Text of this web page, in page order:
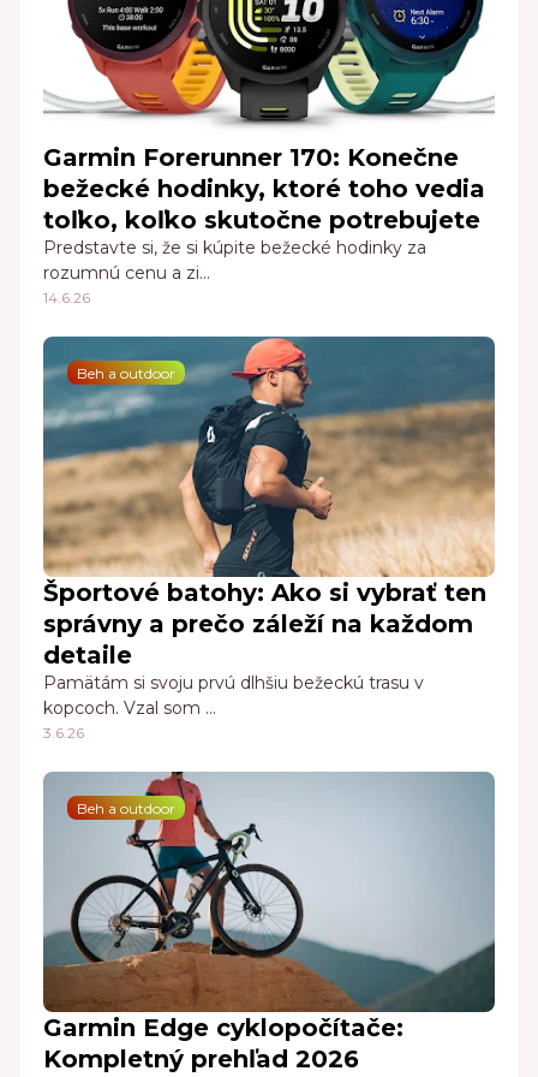
Garmin Forerunner 170: Konečne
bežecké hodinky, ktoré toho vedia
toľko, koľko skutočne potrebujete
Predstavte si, že si kúpite bežecké hodinky za
rozumnú cenu a zi…
14.6.26
Beh a outdoor
Športové batohy: Ako si vybrať ten
správny a prečo záleží na každom
detaile
Pamätám si svoju prvú dlhšiu bežeckú trasu v
kopcoch. Vzal som …
3.6.26
Beh a outdoor
Garmin Edge cyklopočítače:
Kompletný prehľad 2026